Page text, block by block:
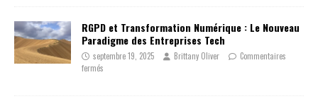
RGPD et Transformation Numérique : Le Nouveau
Paradigme des Entreprises Tech
septembre 19, 2025 Brittany Oliver
Commentaires
fermés